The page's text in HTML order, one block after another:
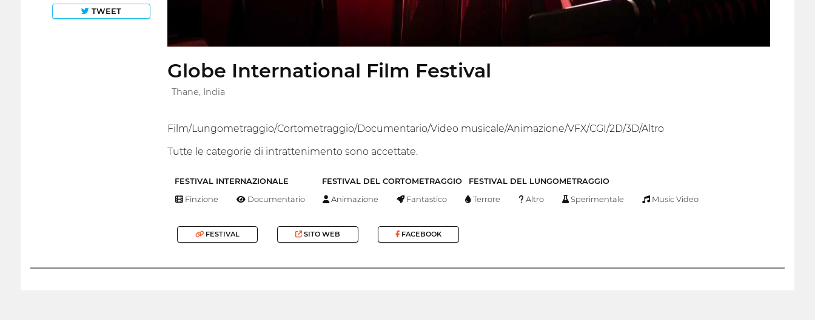
TWEET
Globe International Film Festival
Thane, India
Film/Lungometraggio/Cortometraggio/Documentario/Video musicale/Animazione/VFX/CGI/2D/3D/Altro
Tutte le categorie di intrattenimento sono accettate.
FESTIVAL INTERNAZIONALE FESTIVAL DEL CORTOMETRAGGIO FESTIVAL DEL LUNGOMETRAGGIO
Finzione Documentario Animazione Fantastico Terrore Altro Sperimentale Music Video
FESTIVAL SITO WEB FACEBOOK